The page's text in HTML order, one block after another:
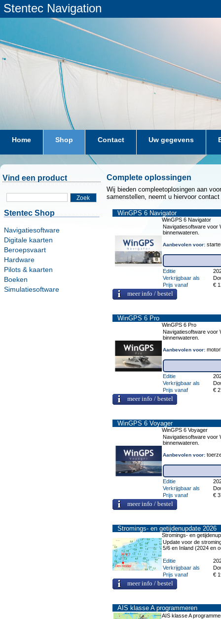
Stentec Navigation
Home Shop Contact Uw gegevens
Vind een product
Zoek
Stentec Shop
Navigatiesoftware
Digitale kaarten
Beroepsvaart
Hardware
Pilots & kaarten
Boeken
Simulatiesoftware
Complete oplossingen
Wij bieden compleetoplosingen aan
samenstellen, neemt u hiervoor
WinGPS 6 Navigator
WinGPS 6 Navigator
Navigatiesoftware voor
binnenwateren.
Aanbevolen voor:
Editie
Verkrijgbaar als
Prijs vanaf
€
meer info / bestel
WinGPS 6 Pro
WinGPS 6 Pro
Navigatiesoftware voor
binnenwateren.
Aanbevolen voor:
Editie
Verkrijgbaar als
Prijs vanaf
€
meer info / bestel
WinGPS 6 Voyager
WinGPS 6 Voyager
Navigatiesoftware voor
binnenwateren.
Aanbevolen voor:
Editie
Verkrijgbaar als
Prijs vanaf
€
meer info / bestel
Stromings- en getijdenupdate 2026
Stromings- en
Update voor de
5/6 en Inland (2024 en
Editie
Verkrijgbaar als
Prijs vanaf
€
meer info / bestel
AIS klasse A programmeren
AIS klasse A